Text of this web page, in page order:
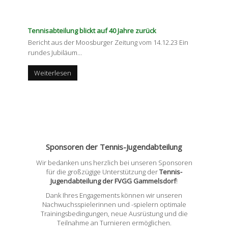
Tennisabteilung blickt auf 40 Jahre zurück
Bericht aus der Moosburger Zeitung vom 14.12.23 Ein
rundes Jubiläum…
Weiterlesen
Sponsoren der Tennis-Jugendabteilung
Wir bedanken uns herzlich bei unseren Sponsoren
für die großzügige Unterstützung derTennis-
Jugendabteilung der FVGG Gammelsdorf!
Dank Ihres Engagements können wir unseren
Nachwuchsspielerinnen und -spielern optimale
Trainingsbedingungen, neue Ausrüstung und die
Teilnahme an Turnieren ermöglichen.